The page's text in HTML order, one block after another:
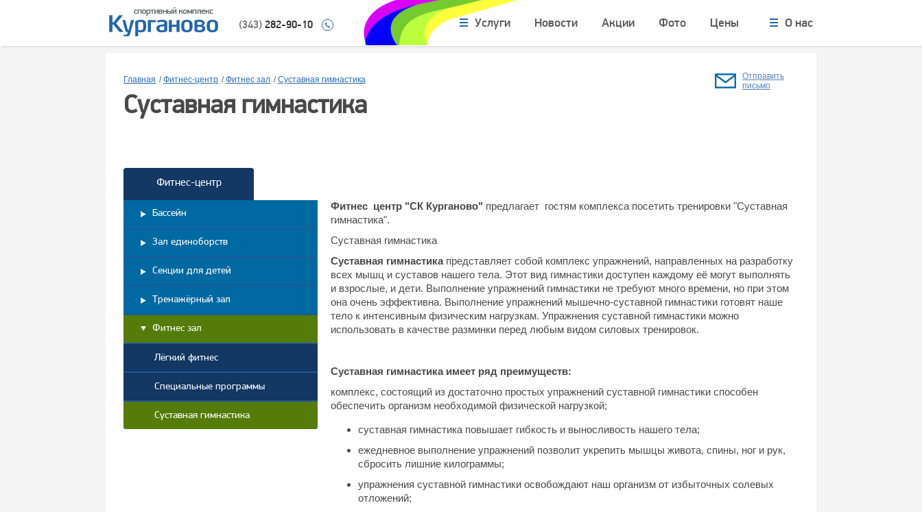
(343) 282-90-10 Услуги Новости Акции Фото Цены О нас
Главная /Фитнес-центр /Фитнес зал /Суставная гимнастика
Суставная гимнастика
Отправить
письмо
Фитнес-центр
Бассейн
Зал единоборств
Секции для детей
Тренажёрный зал
Фитнес зал
Лёгкий фитнес
Специальные программы
Суставная гимнастика
Фитнес центр "СК Курганово" предлагает гостям комплекса посетить тренировки "Суставная
гимнастика".
Суставная гимнастика
Суставная гимнастикапредставляет собой комплекс упражнений, направленных на разработку
всех мышц и суставов нашего тела. Этот вид гимнастики доступен каждому её могут выполнять
и взрослые, и дети. Выполнение упражнений гимнастики не требуют много времени, но при этом
она очень эффективна. Выполнение упражнений мышечно-суставной гимнастики готовят наше
тело к интенсивным физическим нагрузкам. Упражнения суставной гимнастики можно
использовать в качестве разминки перед любым видом силовых тренировок.
Суставная гимнастика имеет ряд преимуществ:
комплекс, состоящий из достаточно простых упражнений суставной гимнастики способен
обеспечить организм необходимой физической нагрузкой;
суставная гимнастика повышает гибкость и выносливость нашего тела;
ежедневное выполнение упражнений позволит укрепить мышцы живота, спины, ног и рук,
сбросить лишние килограммы;
упражнения суставной гимнастики освобождают наш организм от избыточных солевых
отложений;